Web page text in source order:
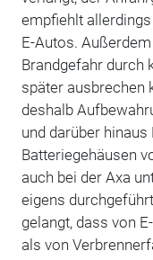
empfiehlt
E-Autos.
Brandgefahr durch
später ausbrechen
deshalb
und darüber
Batteriegehäusen
auch bei der Axa
eigens
gelangt, dass von
als von